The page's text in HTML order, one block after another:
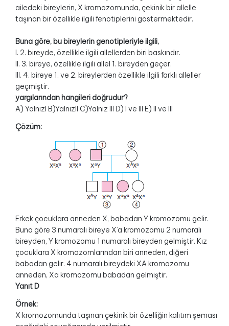
ailedeki bireylerin, X kromozomunda, çekinik bir allelle
taşınan bir özellikle ilgili fenotiplerini göstermektedir.
Buna göre, bu bireylerin genotipleriyle ilgili,
I. 2. bireyde, özellikle ilgili allellerden biri baskındır.
II. 3. bireye, özellikle ilgili allel 1. bireyden geçer.
III. 4. bireye 1. ve 2. bireylerden özellikle ilgili farklı alleller
geçmiştir.
yargılarından hangileri doğrudur?
A) YalnızI B)YalnızII C)Yalnız III D) I ve III E) II ve III
Çözüm:
Erkek çocuklara anneden X, babadan Y kromozomu gelir.
Buna göre 3 numaralı bireye X’a kromozomu 2 numaralı
bireyden, Y kromozomu 1 numaralı bireyden gelmiştir. Kız
çocuklara X kromozomlarından biri anneden, diğeri
babadan gelir. 4 numaralı bireydeki XA kromozomu
anneden, Xa kromozomu babadan gelmiştir.
Yanıt D
Örnek:
X kromozomunda taşınan çekinik bir özelliğin kalıtım şeması